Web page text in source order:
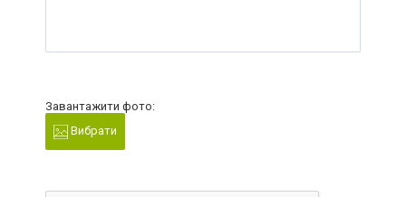
Завантажити фото:
Вибрати